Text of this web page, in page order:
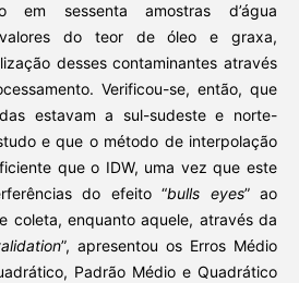
em sessenta amostras d’água
do teor de óleo e graxa,
desses contaminantes através
Verificou-se, então, que
estavam a sul-sudeste e norte-
e que o método de interpolação
que o IDW, uma vez que este
do efeito “bulls eyes” ao
coleta, enquanto aquele, através da
”, apresentou os Erros Médio
Padrão Médio e Quadrático